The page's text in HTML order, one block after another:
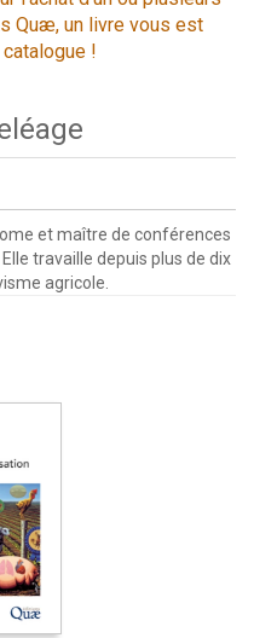
Quæ, un livre vous est
!
et maître de conférences
travaille depuis plus de dix
agricole.